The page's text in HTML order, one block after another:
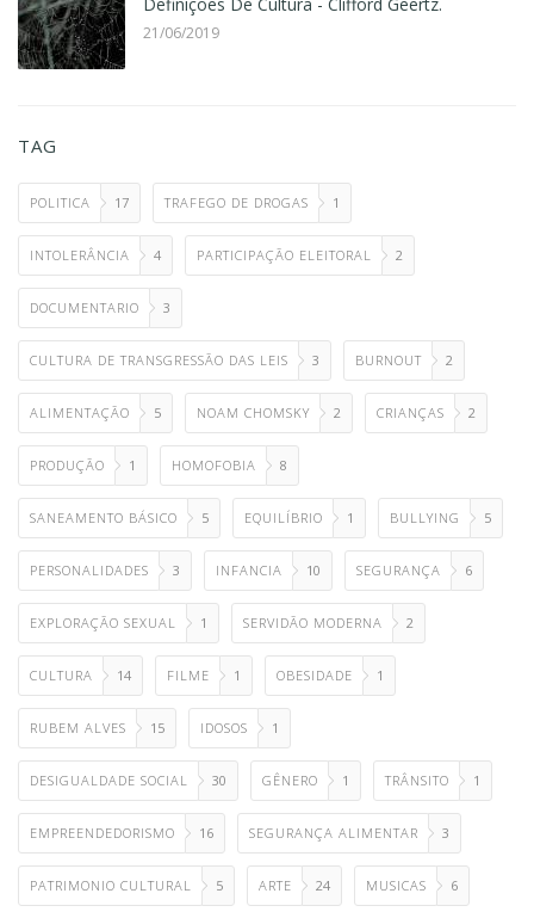
21/06/2019
TAG
POLITICA 17 TRAFEGO DE DROGAS 1
INTOLERÂNCIA 4 PARTICIPAÇÃO ELEITORAL 2
DOCUMENTARIO 3
CULTURA DE TRANSGRESSÃO DAS LEIS 3 BURNOUT 2
ALIMENTAÇÃO 5 NOAM CHOMSKY 2 CRIANÇAS 2
PRODUÇÃO 1 HOMOFOBIA 8
SANEAMENTO BÁSICO 5 EQUILÍBRIO 1 BULLYING 5
PERSONALIDADES 3 INFANCIA 10 SEGURANÇA 6
EXPLORAÇÃO SEXUAL 1 SERVIDÃO MODERNA 2
CULTURA 14 FILME 1 OBESIDADE 1
RUBEM ALVES 15 IDOSOS 1
DESIGUALDADE SOCIAL 30 GÊNERO 1 TRÂNSITO 1
EMPREENDEDORISMO 16 SEGURANÇA ALIMENTAR 3
PATRIMONIO CULTURAL 5 ARTE 24 MUSICAS 6